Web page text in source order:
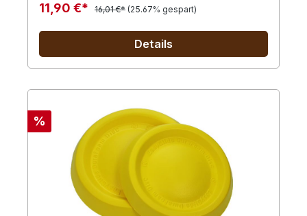
11,90 €* 16,01 €* (25.67% gespart)
Details
%